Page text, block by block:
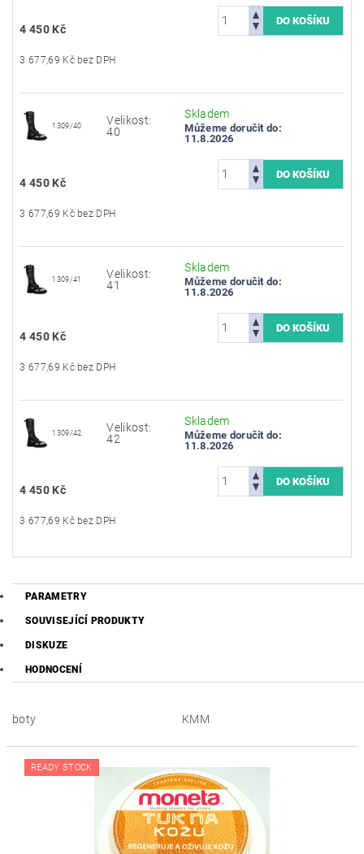
4 450 Kč
3 677,69 Kč bez DPH
1309/40
Velikost:
40
Skladem
Můžeme doručit do:
11.8.2026
4 450 Kč
3 677,69 Kč bez DPH
1309/41
Velikost:
41
Skladem
Můžeme doručit do:
11.8.2026
4 450 Kč
3 677,69 Kč bez DPH
1309/42
Velikost:
42
Skladem
Můžeme doručit do:
11.8.2026
4 450 Kč
3 677,69 Kč bez DPH
PARAMETRY
SOUVISEJÍCÍ PRODUKTY
DISKUZE
HODNOCENÍ
boty KMM
READY STOCK